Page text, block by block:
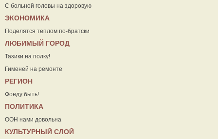
С больной головы на здоровую
ЭКОНОМИКА
Поделятся теплом по-братски
ЛЮБИМЫЙ ГОРОД
Тазики на полку!
Гименей на ремонте
РЕГИОН
Фонду быть!
ПОЛИТИКА
ООН нами довольна
КУЛЬТУРНЫЙ СЛОЙ